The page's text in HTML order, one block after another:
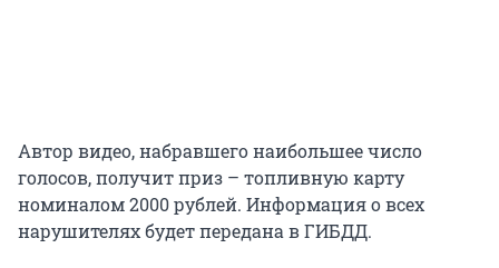
Автор видео, набравшего наибольшее число
голосов, получит приз – топливную карту
номиналом 2000 рублей. Информация о всех
нарушителях будет передана в ГИБДД.